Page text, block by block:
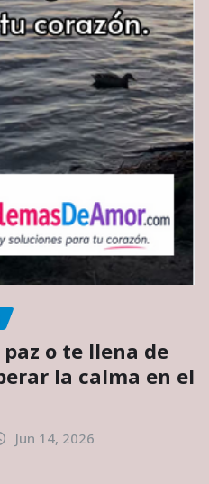
o te llena de
la calma en el
Jun 14, 2026